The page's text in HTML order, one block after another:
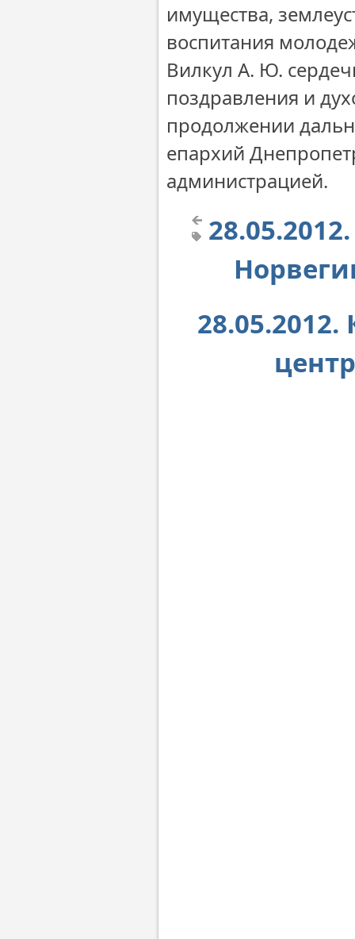
имущества,
воспитания
Вилкул А. Ю.
поздравления и
продолжении
епархий
администрацией.